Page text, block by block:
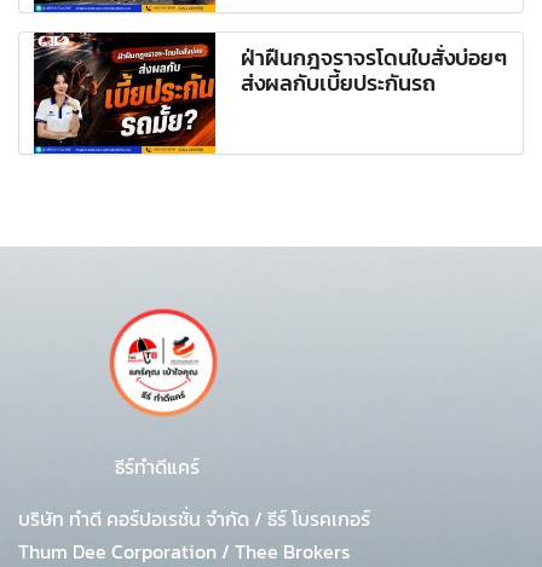
ฝ่าฝืนกฎจราจรโดนใบสั่งบ่อยๆ
ส่งผลกับเบี้ยประกันรถ
ธีร์ทำดีแคร์
บริษัท ทำดี คอร์ปอเรชั่น จำกัด / ธีร์ โบรคเกอร์
Thum Dee Corporation / Thee Brokers